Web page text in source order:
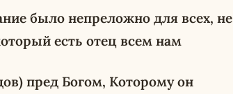
было непреложно для всех, не
есть отец всем нам
пред Богом, Которому он